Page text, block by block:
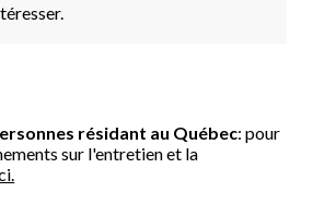
résidant au Québec: pour
sur l'entretien et la